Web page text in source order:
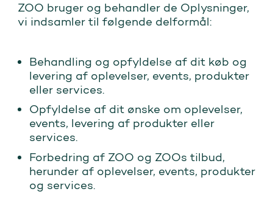
ZOO bruger og behandler de Oplysninger,
vi indsamler til følgende delformål:
Behandling og opfyldelse af dit køb og
levering af oplevelser, events, produkter
eller services.
Opfyldelse af dit ønske om oplevelser,
events, levering af produkter eller
services.
Forbedring af ZOO og ZOOs tilbud,
herunder af oplevelser, events, produkter
og services.